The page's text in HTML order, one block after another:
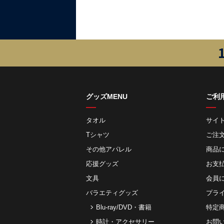
グッズMENU
タオル
Tシャツ
その他アパレル
応援グッズ
文具
バラエティグッズ
Blu-ray/DVD・書籍
時計・アクセサリー
ご利
サイ
ご注
商品
お⽀
会員
プラ
特定
お問